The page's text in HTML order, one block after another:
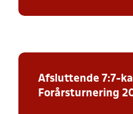
Afsluttende 7:7-
Forårsturnering